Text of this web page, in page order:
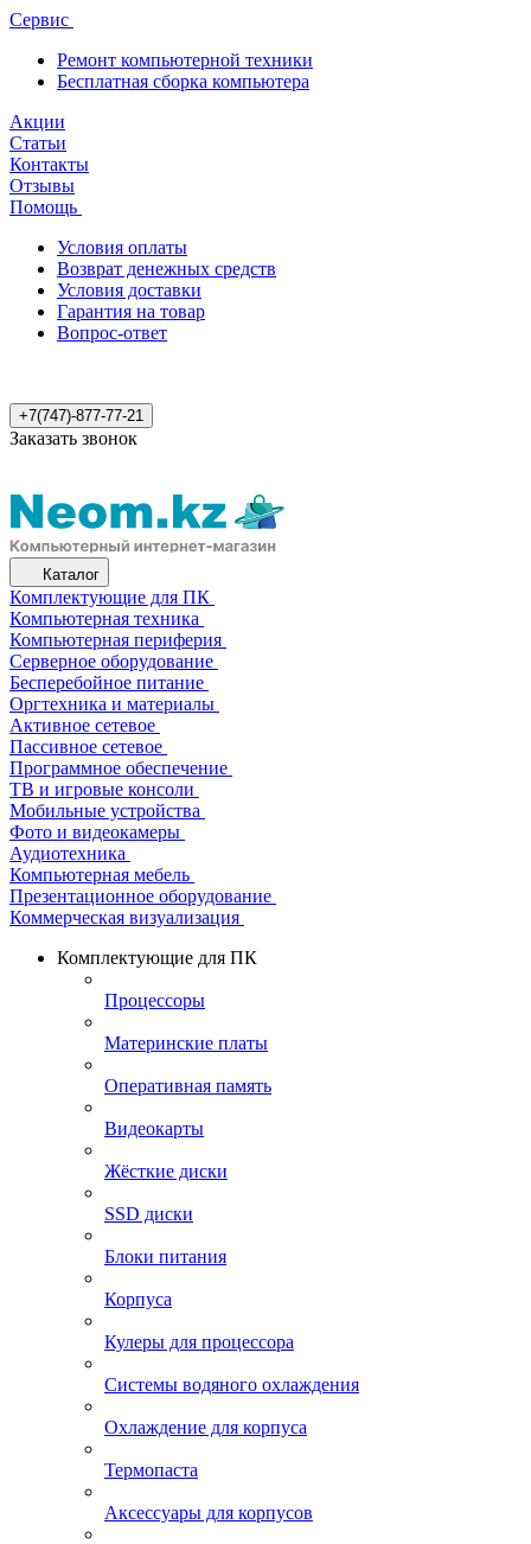
Сервис
Ремонт компьютерной техники
Бесплатная сборка компьютера
Акции
Статьи
Контакты
Отзывы
Помощь
Условия оплаты
Возврат денежных средств
Условия доставки
Гарантия на товар
Вопрос-ответ
+7(747)-877-77-21
Заказать звонок
Каталог
Комплектующие для ПК
Компьютерная техника
Компьютерная периферия
Серверное оборудование
Бесперебойное питание
Оргтехника и материалы
Активное сетевое
Пассивное сетевое
Программное обеспечение
ТВ и игровые консоли
Мобильные устройства
Фото и видеокамеры
Аудиотехника
Компьютерная мебель
Презентационное оборудование
Коммерческая визуализация
Комплектующие для ПК
Процессоры
Материнские платы
Оперативная память
Видеокарты
Жёсткие диски
SSD диски
Блоки питания
Корпуса
Кулеры для процессора
Системы водяного охлаждения
Охлаждение для корпуса
Термопаста
Аксессуары для корпусов